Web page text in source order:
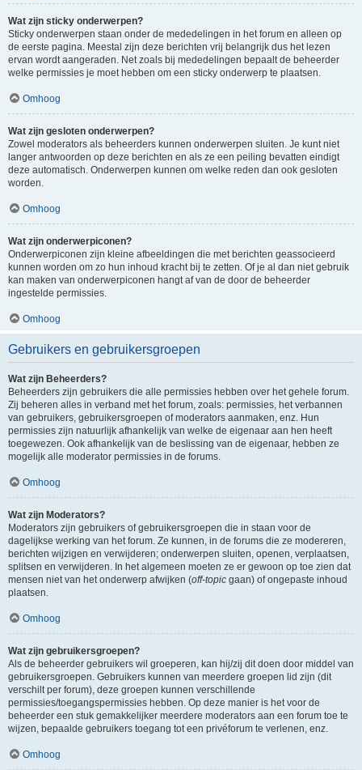
Wat zijn sticky onderwerpen?
Sticky onderwerpen staan onder de mededelingen in het forum en alleen op
de eerste pagina. Meestal zijn deze berichten vrij belangrijk dus het lezen
ervan wordt aangeraden. Net zoals bij mededelingen bepaalt de beheerder
welke permissies je moet hebben om een sticky onderwerp te plaatsen.
Omhoog
Wat zijn gesloten onderwerpen?
Zowel moderators als beheerders kunnen onderwerpen sluiten. Je kunt niet
langer antwoorden op deze berichten en als ze een peiling bevatten eindigt
deze automatisch. Onderwerpen kunnen om welke reden dan ook gesloten
worden.
Omhoog
Wat zijn onderwerpiconen?
Onderwerpiconen zijn kleine afbeeldingen die met berichten geassocieerd
kunnen worden om zo hun inhoud kracht bij te zetten. Of je al dan niet gebruik
kan maken van onderwerpiconen hangt af van de door de beheerder
ingestelde permissies.
Omhoog
Gebruikers en gebruikersgroepen
Wat zijn Beheerders?
Beheerders zijn gebruikers die alle permissies hebben over het gehele forum.
Zij beheren alles in verband met het forum, zoals: permissies, het verbannen
van gebruikers, gebruikersgroepen of moderators aanmaken, enz. Hun
permissies zijn natuurlijk afhankelijk van welke de eigenaar aan hen heeft
toegewezen. Ook afhankelijk van de beslissing van de eigenaar, hebben ze
mogelijk alle moderator permissies in de forums.
Omhoog
Wat zijn Moderators?
Moderators zijn gebruikers of gebruikersgroepen die in staan voor de
dagelijkse werking van het forum. Ze kunnen, in de forums die ze modereren,
berichten wijzigen en verwijderen; onderwerpen sluiten, openen, verplaatsen,
splitsen en verwijderen. In het algemeen moeten ze er gewoon op toe zien dat
mensen niet van het onderwerp afwijken (off-topic gaan) of ongepaste inhoud
plaatsen.
Omhoog
Wat zijn gebruikersgroepen?
Als de beheerder gebruikers wil groeperen, kan hij/zij dit doen door middel van
gebruikersgroepen. Gebruikers kunnen van meerdere groepen lid zijn (dit
verschilt per forum), deze groepen kunnen verschillende
permissies/toegangspermissies hebben. Op deze manier is het voor de
beheerder een stuk gemakkelijker meerdere moderators aan een forum toe te
wijzen, bepaalde gebruikers toegang tot een privéforum te verlenen, enz.
Omhoog